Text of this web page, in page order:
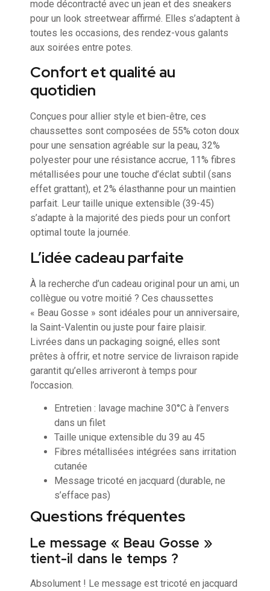
mode décontracté avec un jean et des sneakers
pour un look streetwear affirmé. Elles s’adaptent à
toutes les occasions, des rendez-vous galants
aux soirées entre potes.
Confort et qualité au
quotidien
Conçues pour allier style et bien-être, ces
chaussettes sont composées de 55% coton doux
pour une sensation agréable sur la peau, 32%
polyester pour une résistance accrue, 11% fibres
métallisées pour une touche d’éclat subtil (sans
effet grattant), et 2% élasthanne pour un maintien
parfait. Leur taille unique extensible (39-45)
s’adapte à la majorité des pieds pour un confort
optimal toute la journée.
L’idée cadeau parfaite
À la recherche d’un cadeau original pour un ami, un
collègue ou votre moitié ? Ces chaussettes
« Beau Gosse » sont idéales pour un anniversaire,
la Saint-Valentin ou juste pour faire plaisir.
Livrées dans un packaging soigné, elles sont
prêtes à offrir, et notre service de livraison rapide
garantit qu’elles arriveront à temps pour
l’occasion.
Entretien : lavage machine 30°C à l’envers
dans un filet
Taille unique extensible du 39 au 45
Fibres métallisées intégrées sans irritation
cutanée
Message tricoté en jacquard (durable, ne
s’efface pas)
Questions fréquentes
Le message « Beau Gosse »
tient-il dans le temps ?
Absolument ! Le message est tricoté en jacquard